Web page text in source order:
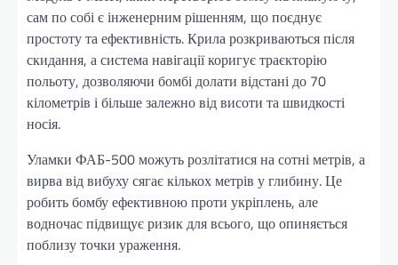
сам по собі є інженерним рішенням, що поєднує
простоту та ефективність. Крила розкриваються після
скидання, а система навігації коригує траєкторію
польоту, дозволяючи бомбі долати відстані до 70
кілометрів і більше залежно від висоти та швидкості
носія.
Уламки ФАБ-500 можуть розлітатися на сотні метрів, а
вирва від вибуху сягає кількох метрів у глибину. Це
робить бомбу ефективною проти укріплень, але
водночас підвищує ризик для всього, що опиняється
поблизу точки ураження.